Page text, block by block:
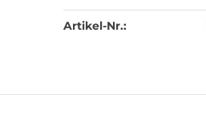
Artikel-Nr.: